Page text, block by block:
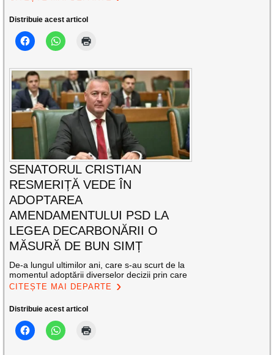
Distribuie acest articol
SENATORUL CRISTIAN
RESMERIȚĂ VEDE ÎN
ADOPTAREA
AMENDAMENTULUI PSD LA
LEGEA DECARBONĂRII O
MĂSURĂ DE BUN SIMȚ
De-a lungul ultimilor ani, care s-au scurt de la
momentul adoptării diverselor decizii prin care
CITEȘTE MAI DEPARTE
Distribuie acest articol